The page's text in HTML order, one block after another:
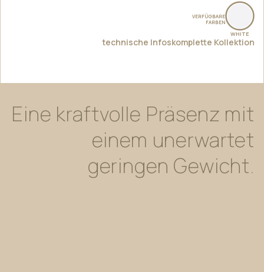
VERFÜGBARE
FARBEN
WHITE
technische Infoskomplette Kollektion
Eine kraftvolle Präsenz mit
einem unerwartet
geringen Gewicht.